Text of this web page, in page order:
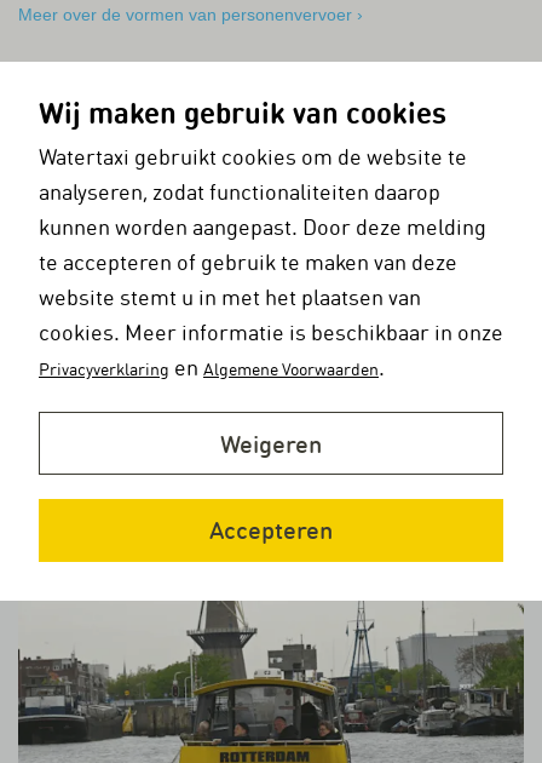
Meer over de vormen van personenvervoer ›
Rondvaart
Rotterdam is het mooist vanaf het water. Op een
watertaxirondvaart laten onze schippers u graag de stad en haar
historische en moderne havens zien. U kunt zelf de duur en/of de
eigen gezelschap. Speciale rondvaarten ten behoeve van
bijvoorbeeld foto- of filmreportages en trouwreportages zijn ook
mogelijk.
Wij maken gebruik van cookies
Watertaxi gebruikt cookies om de website te
analyseren, zodat functionaliteiten daarop
kunnen worden aangepast. Door deze melding
te accepteren of gebruik te maken van deze
website stemt u in met het plaatsen van
cookies. Meer informatie is beschikbaar in onze
Privacyverklaring en Algemene Voorwaarden.
Weigeren
Accepteren